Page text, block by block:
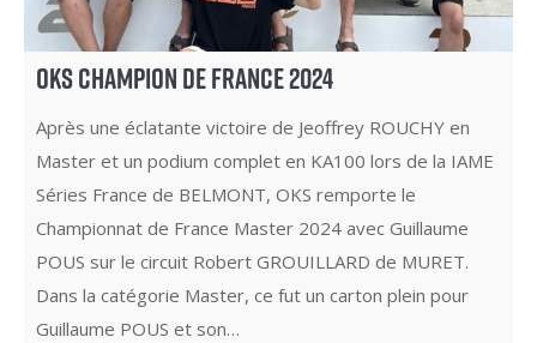
OKS CHAMPION DE FRANCE 2024
Après une éclatante victoire de Jeoffrey ROUCHY en
Master et un podium complet en KA100 lors de la IAME
Séries France de BELMONT, OKS remporte le
Championnat de France Master 2024 avec Guillaume
POUS sur le circuit Robert GROUILLARD de MURET.
Dans la catégorie Master, ce fut un carton plein pour
Guillaume POUS et son…